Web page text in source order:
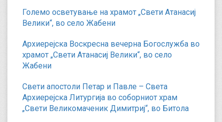
Големо осветување на храмот „Свети Атанасиј
Велики“, во село Жабени
Архиерејска Воскресна вечерна Богослужба во
храмот „Свети Атанасиј Велики“, во село
Жабени
Свети апостоли Петар и Павле – Света
Архиерејска Литургија во соборниот храм
„Свети Великомаченик Димитриј“, во Битола